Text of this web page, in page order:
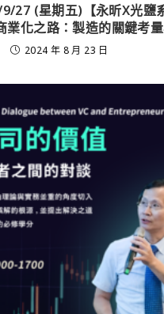
27 (星期五)【永昕X光鹽
業化之路：製造的關鍵考
2024 年 8 月 23 日